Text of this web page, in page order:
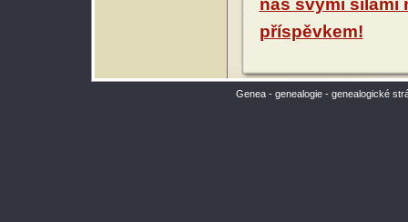
nás svými silami
příspěvkem!
Genea - genealogie - genealogické